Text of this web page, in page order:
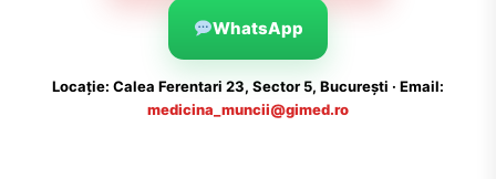
WhatsApp
Locație: Calea Ferentari 23, Sector 5, București · Email:
medicina_muncii@gimed.ro